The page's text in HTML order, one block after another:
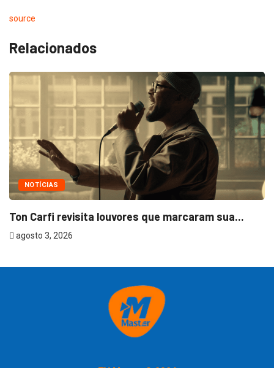
source
Relacionados
NOTÍCIAS
Ton Carfi revisita louvores que marcaram sua...
agosto 3, 2026